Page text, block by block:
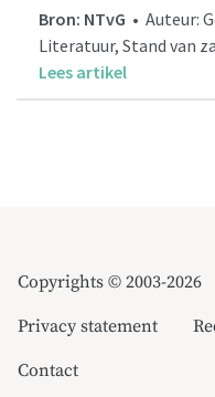
Bron: NTvG • Auteur:
Literatuur, Stand van
Lees artikel
Copyrights © 2003-2026
Privacy statement
Contact